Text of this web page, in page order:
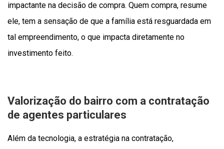
impactante na decisão de compra. Quem compra, resume
ele, tem a sensação de que a família está resguardada em
tal empreendimento, o que impacta diretamente no
investimento feito.
Valorização do bairro com a contratação
de agentes particulares
Além da tecnologia, a estratégia na contratação,